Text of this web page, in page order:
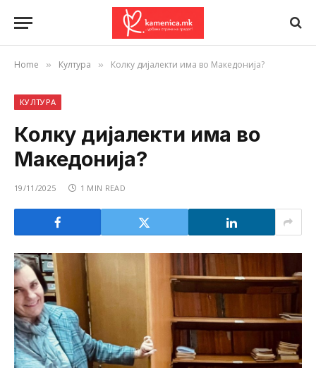
Home » Култура » Колку дијалекти има во Македонија?
КУЛТУРА
Колку дијалекти има во
Македонија?
19/11/2025 1 MIN READ